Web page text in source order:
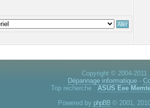
Copyright © 2004-
Dépannage informatique -
Top recherche : ASUS Eee
Powered by phpBB © 2001,